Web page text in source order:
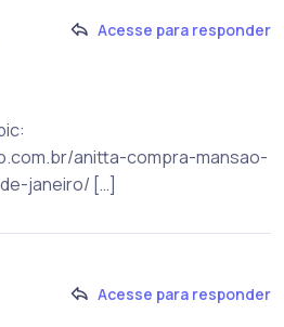
Acesse para responder
anitta-compra-mansao-
janeiro/ […]
Acesse para responder